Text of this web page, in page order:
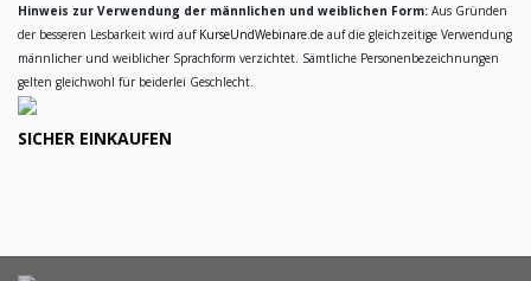
Hinweis zur Verwendung der männlichen und weiblichen Form: Aus Gründen
der besseren Lesbarkeit wird auf KurseUndWebinare.de auf die gleichzeitige Verwendung
männlicher und weiblicher Sprachform verzichtet. Sämtliche Personenbezeichnungen
gelten gleichwohl für beiderlei Geschlecht.
SICHER EINKAUFEN